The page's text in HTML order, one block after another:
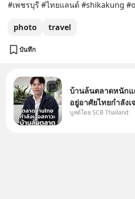
#เพชรบุรี #ไทยแลนด์ #shikakung
photo travel
บันทึก
บ้านล้นตลาดหนัก
อยู่อาศัยไทยกำลังเ
Oversupply หนักก
บูสต์โดย SCB Thailand